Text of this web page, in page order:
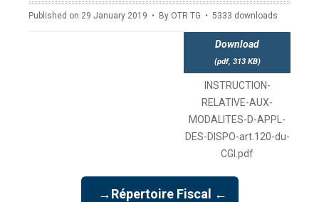
Published on 29 January 2019 By OTR TG 5333 downloads
Download
(pdf, 313 KB)
INSTRUCTION-
RELATIVE-AUX-
MODALITES-D-APPL-
DES-DISPO-art.120-du-
CGI.pdf
→Répertoire Fiscal ←